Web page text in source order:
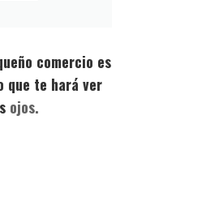
comercio es
que te hará ver
ojos.